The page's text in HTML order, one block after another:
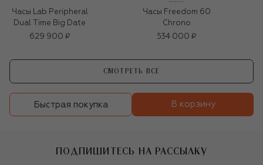
Часы Lab Peripheral
Dual Time Big Date
629 900 ₽
Часы Freedom 60
Chrono
534 000 ₽
СМОТРЕТЬ ВСЕ
Быстрая покупка В корзину
ПОДПИШИТЕСЬ НА РАССЫЛКУ